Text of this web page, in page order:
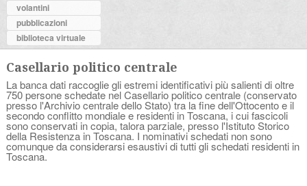
volantini
pubblicazioni
biblioteca virtuale
Casellario politico centrale
La banca dati raccoglie gli estremi identificativi più salienti di oltre
750 persone schedate nel Casellario politico centrale (conservato
presso l'Archivio centrale dello Stato) tra la fine dell'Ottocento e il
secondo conflitto mondiale e residenti in Toscana, i cui fascicoli
sono conservati in copia, talora parziale, presso l'Istituto Storico
della Resistenza in Toscana. I nominativi schedati non sono
comunque da considerarsi esaustivi di tutti gli schedati residenti in
Toscana.